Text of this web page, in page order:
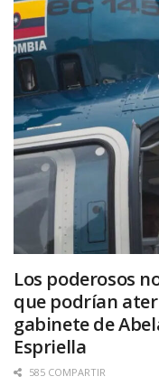
Los poderosos
que podrían
gabinete de
Espriella
585 COMPARTIR